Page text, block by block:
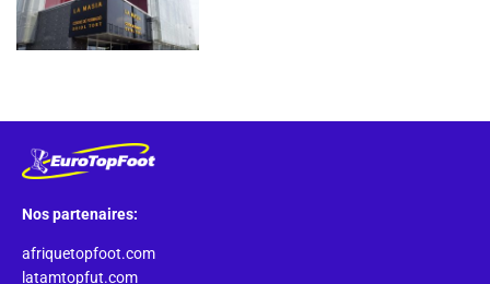
Nos partenaires:
afriquetopfoot.com
latamtopfut.com